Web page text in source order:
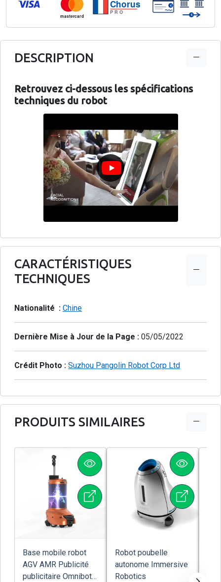
mastercard
Chorus
PRO
€
€
DESCRIPTION
Retrouvez ci-dessous les spécifications
techniques du robot
CARACTÉRISTIQUES
TECHNIQUES
Nationalité : Chine
Dernière Mise à Jour de la Page : 05/05/2022
Crédit Photo : Suzhou Pangolin Robot Corp Ltd
PRODUITS SIMILAIRES
Base mobile robot
AGV AMR Publicité
publicitaire Omnibot
Robot poubelle
autonome Immersive
Robotics